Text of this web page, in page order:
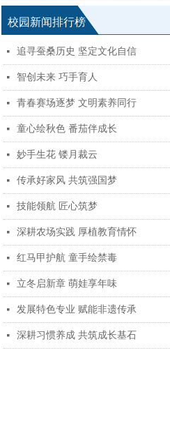
校园新闻排行榜
넷 追寻蚕桑历史 坚定文化自信
넷 智创未来 巧手育人
넷 青春赛场逐梦 文明素养同行
넷 童心绘秋色 番茄伴成长
넷 妙手生花 镂月裁云
넷 传承好家风 共筑强国梦
넷 技能领航 匠心筑梦
넷 深耕农场实践 厚植教育情怀
넷 红马甲护航 童手绘禁毒
넷 立冬启新章 萌娃享年味
넷 发展特色专业 赋能非遗传承
넷 深耕习惯养成 共筑成长基石